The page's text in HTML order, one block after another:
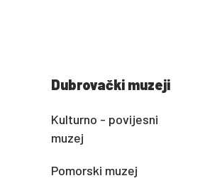
Dubrovački muzeji
Kulturno - povijesni
muzej
Pomorski muzej